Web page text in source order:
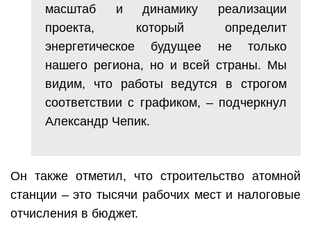
масштаб и динамику реализации
проекта, который определит
энергетическое будущее не только
нашего региона, но и всей страны. Мы
видим, что работы ведутся в строгом
соответствии с графиком, – подчеркнул
Александр Чепик.
Он также отметил, что строительство атомной
станции – это тысячи рабочих мест и налоговые
отчисления в бюджет.